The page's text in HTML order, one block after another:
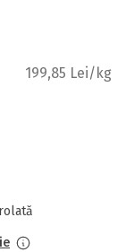
199,85 Lei/kg